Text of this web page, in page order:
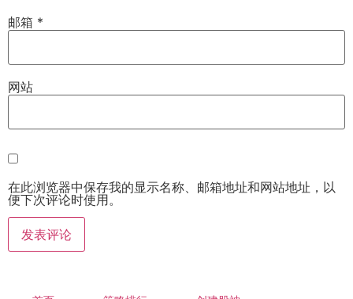
邮箱 *
网站
在此浏览器中保存我的显示名称、邮箱地址和网站地址，以
便下次评论时使用。